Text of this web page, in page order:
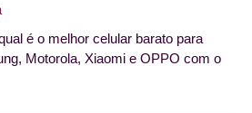
é o melhor celular barato para
Motorola, Xiaomi e OPPO com o